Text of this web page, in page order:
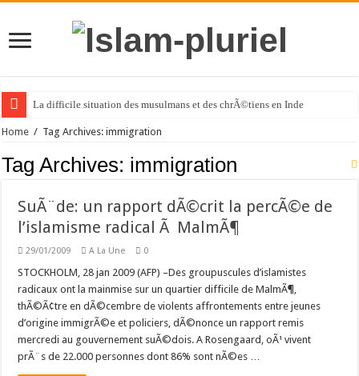
La difficile situation des musulmans et des chrÃ©tiens en Inde
Home / Tag Archives: immigration
Tag Archives: immigration
SuÃ¨de: un rapport dÃ©crit la percÃ©e de
l’islamisme radical Ã MalmÃ¶
29/01/2009 A La Une 0
STOCKHOLM, 28 jan 2009 (AFP) –Des groupuscules d’islamistes
radicaux ont la mainmise sur un quartier difficile de MalmÃ¶,
thÃ©Ã¢tre en dÃ©cembre de violents affrontements entre jeunes
d’origine immigrÃ©e et policiers, dÃ©nonce un rapport remis
mercredi au gouvernement suÃ©dois. A Rosengaard, oÃ¹ vivent
prÃ¨s de 22.000 personnes dont 86% sont nÃ©es …